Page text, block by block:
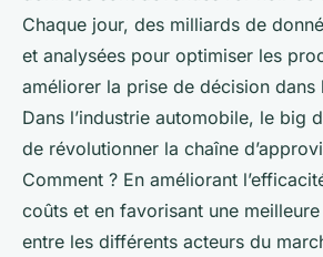
Chaque jour, des milliards de
et analysées pour optimiser les
améliorer la prise de décision dans
Dans l’industrie automobile, le big
de révolutionner la chaîne
Comment ? En améliorant
coûts et en favorisant une
entre les différents acteurs du